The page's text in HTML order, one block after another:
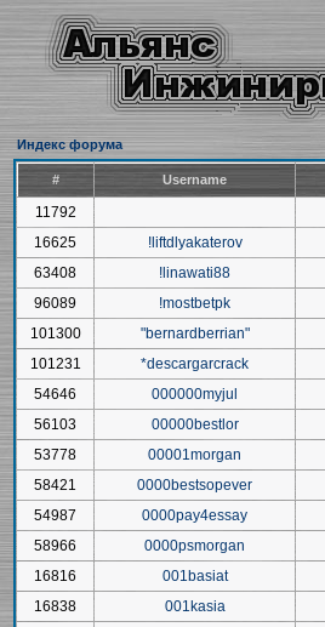
Индекс форума
# Username
11792
16625
!liftdlyakaterov
63408
!linawati88
96089
!mostbetpk
101300
"bernardberrian"
101231
*descargarcrack
54646
000000myjul
56103
00000bestlor
53778
00001morgan
58421
0000bestsopever
54987
0000pay4essay
58966
0000psmorgan
16816
001basiat
16838
001kasia